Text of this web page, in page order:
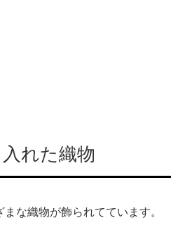
れた織物
な織物が飾られてています。